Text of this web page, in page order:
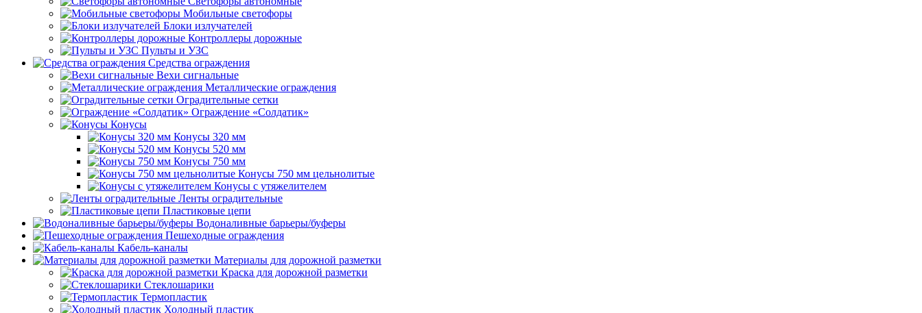
Мобильные светофоры
Блоки излучателей
Контроллеры дорожные
Пульты и УЗС
Средства ограждения
Вехи сигнальные
Металлические ограждения
Оградительные сетки
Ограждение «Солдатик»
Конусы
Конусы 320 мм
Конусы 520 мм
Конусы 750 мм
Конусы 750 мм цельнолитые
Конусы с утяжелителем
Ленты оградительные
Пластиковые цепи
Водоналивные барьеры/буферы
Пешеходные ограждения
Кабель-каналы
Материалы для дорожной разметки
Краска для дорожной разметки
Стеклошарики
Термопластик
Холодный пластик